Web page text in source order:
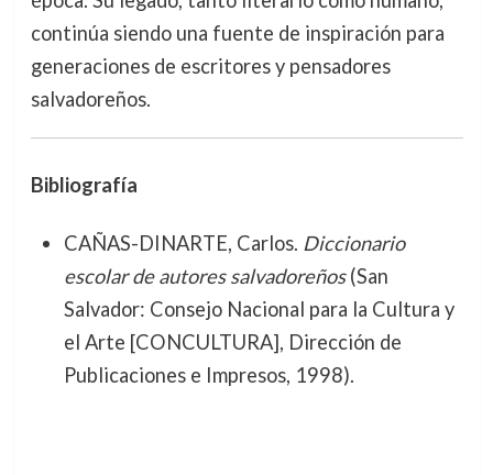
continúa siendo una fuente de inspiración para
generaciones de escritores y pensadores
salvadoreños.
Bibliografía
CAÑAS-DINARTE, Carlos. Diccionario
escolar de autores salvadoreños(San
Salvador: Consejo Nacional para la Cultura y
el Arte [CONCULTURA], Dirección de
Publicaciones e Impresos, 1998).